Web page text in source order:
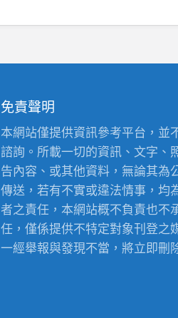
免責聲明
本網站僅提供資訊參考平台，並
諮詢。所載一切的資訊、文字、
告內容、或其他資料，無論其為
傳送，若有不實或違法情事，均
者之責任，本網站概不負責也不
任，僅係提供不特定對象刊登之
一經舉報與發現不當，將立即刪